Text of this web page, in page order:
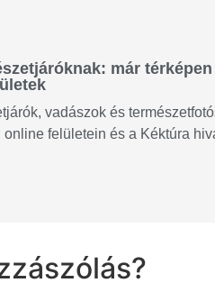
már
vadászok és
online felületein és a Kéktúra